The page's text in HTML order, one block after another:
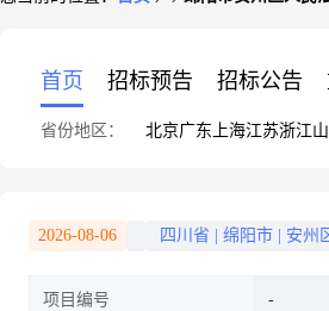
首页 招标预告 招标公告
省份地区： 北京广东 上海江苏浙江
2026-08-06 四川省 绵阳市 安州
项目编号